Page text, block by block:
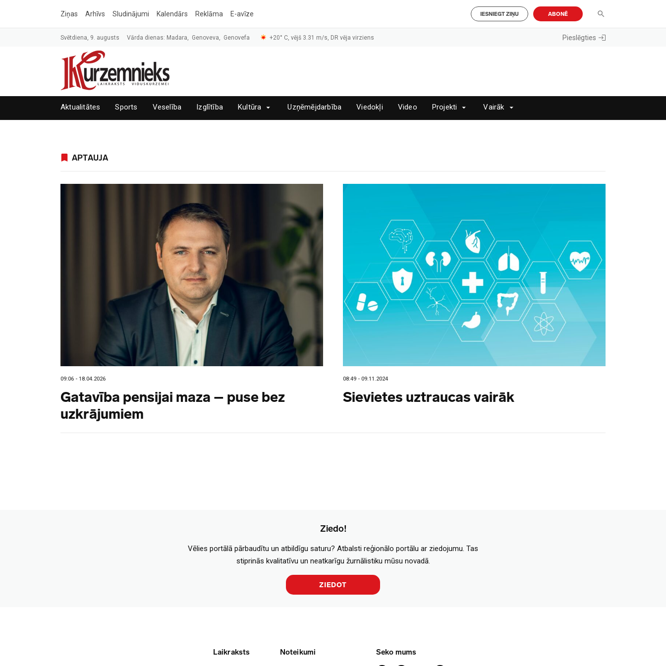
Ziņas Arhīvs Sludinājumi Kalendārs Reklāma E-avīze IESNIEGT ZIŅU ABONĒ
Svētdiena, 9. augusts Vārda dienas: Madara, Genoveva, Genovefa +20° C, vējš 3.31 m/s, DR vēja virziens Pieslēgties
Aktualitātes Sports Veselība Izglītība Kultūra Uzņēmējdarbība Viedokļi Video Projekti Vairāk
APTAUJA
09:06 - 18.04.2026
Gatavība pensijai maza – puse bez
uzkrājumiem
08:49 - 09.11.2024
Sievietes uztraucas vairāk
Ziedo!
Vēlies portālā pārbaudītu un atbildīgu saturu? Atbalsti reģionālo portālu ar ziedojumu. Tas
stiprinās kvalitatīvu un neatkarīgu žurnālistiku mūsu novadā.
ZIEDOT
Laikraksts Noteikumi Seko mums